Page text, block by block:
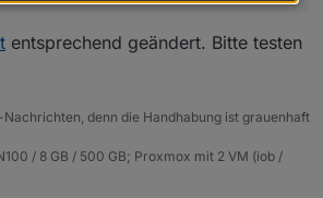
entsprechend geändert. Bitte testen
denn die Handhabung ist grauenhaft
/ 8 GB / 500 GB; Proxmox mit 2 VM (iob /